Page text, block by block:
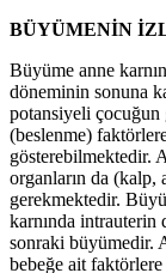
BÜYÜMENİN
Büyüme anne
döneminin sonuna
potansiyeli çocuğun
(beslenme)
gösterebilmektedir.
organların da (kalp,
gerekmektedir.
karnında
sonraki büyümedir.
bebeğe ait